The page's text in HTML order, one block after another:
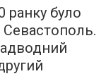
ранку було
Севастополь.